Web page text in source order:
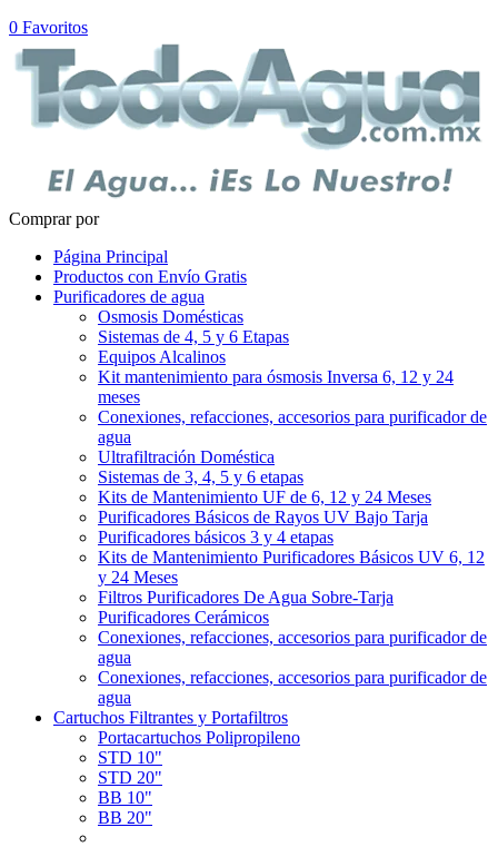
0 Favoritos
Comprar por
Página Principal
Productos con Envío Gratis
Purificadores de agua
Osmosis Domésticas
Sistemas de 4, 5 y 6 Etapas
Equipos Alcalinos
Kit mantenimiento para ósmosis Inversa 6, 12 y 24
meses
Conexiones, refacciones, accesorios para purificador de
agua
Ultrafiltración Doméstica
Sistemas de 3, 4, 5 y 6 etapas
Kits de Mantenimiento UF de 6, 12 y 24 Meses
Purificadores Básicos de Rayos UV Bajo Tarja
Purificadores básicos 3 y 4 etapas
Kits de Mantenimiento Purificadores Básicos UV 6, 12
y 24 Meses
Filtros Purificadores De Agua Sobre-Tarja
Purificadores Cerámicos
Conexiones, refacciones, accesorios para purificador de
agua
Conexiones, refacciones, accesorios para purificador de
agua
Cartuchos Filtrantes y Portafiltros
Portacartuchos Polipropileno
STD 10"
STD 20"
BB 10"
BB 20"